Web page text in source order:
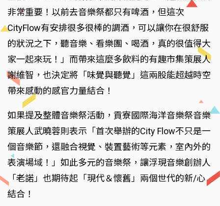
非常重要！以前去音樂祭都只有啤酒，但這次
CityFlow有安排很多很棒的調酒，可以讓你在很舒服
的狀況之下，聽音樂、看樂團、喝酒，真的很值得大
家一起來玩！」而帶來這麼多飲料的有趣市集策展人
謝維智，也決定將「味覺與聽覺」這兩股能超越時空
帶來感動的感官力量結合！
如果提及整體音樂祭活動，貢寮國際海洋音樂祭音樂
策展人武曉蓉則表示「首次舉辦的City Flow不只是一
個音樂節，還融合視覺、裝置藝術等元素，室內外的
表演場域！」如此多元的音樂祭，讓浮現音樂創辦人
「老諾」也期待起「現代＆懷舊」兩個世代的新/心
結合！